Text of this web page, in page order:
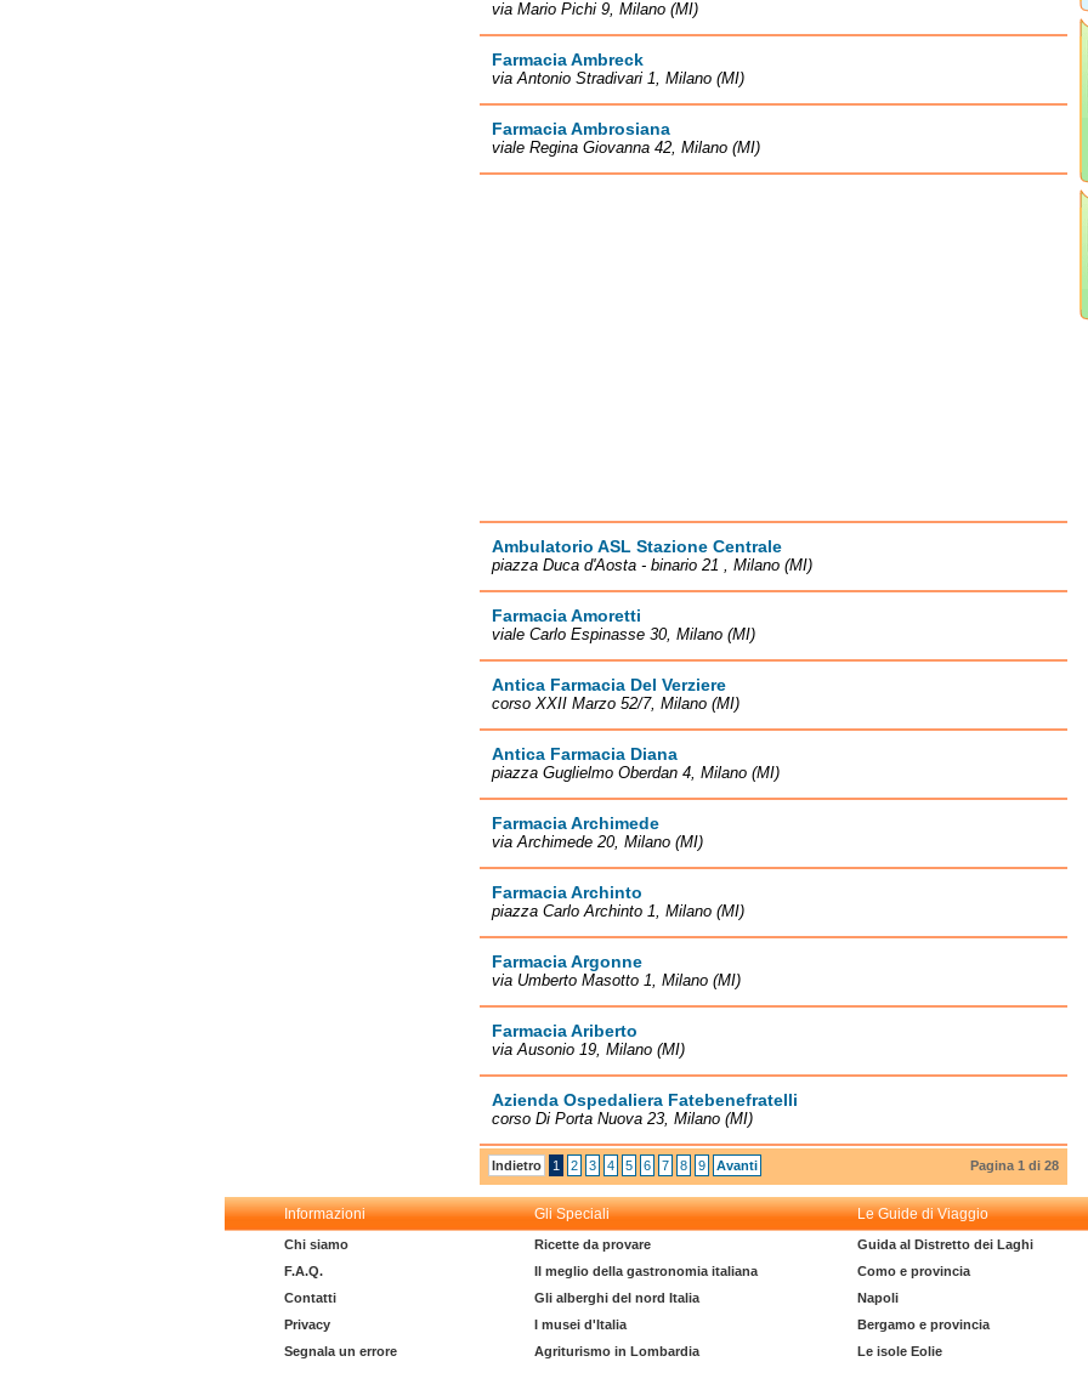
via Mario Pichi 9, Milano (MI)
Farmacia Ambreck
via Antonio Stradivari 1, Milano (MI)
Farmacia Ambrosiana
viale Regina Giovanna 42, Milano (MI)
Ambulatorio ASL Stazione Centrale
piazza Duca d'Aosta - binario 21 , Milano (MI)
Farmacia Amoretti
viale Carlo Espinasse 30, Milano (MI)
Antica Farmacia Del Verziere
corso XXII Marzo 52/7, Milano (MI)
Antica Farmacia Diana
piazza Guglielmo Oberdan 4, Milano (MI)
Farmacia Archimede
via Archimede 20, Milano (MI)
Farmacia Archinto
piazza Carlo Archinto 1, Milano (MI)
Farmacia Argonne
via Umberto Masotto 1, Milano (MI)
Farmacia Ariberto
via Ausonio 19, Milano (MI)
Azienda Ospedaliera Fatebenefratelli
corso Di Porta Nuova 23, Milano (MI)
Indietro 1 2 3 4 5 6 7 8 9 Avanti Pagina 1 di 28
Informazioni Gli Speciali Le Guide di Viaggio
Chi siamo
F.A.Q.
Contatti
Privacy
Segnala un errore
Ricette da provare
Il meglio della gastronomia italiana
Gli alberghi del nord Italia
I musei d'Italia
Agriturismo in Lombardia
Guida al Distretto dei Laghi
Como e provincia
Napoli
Bergamo e provincia
Le isole Eolie